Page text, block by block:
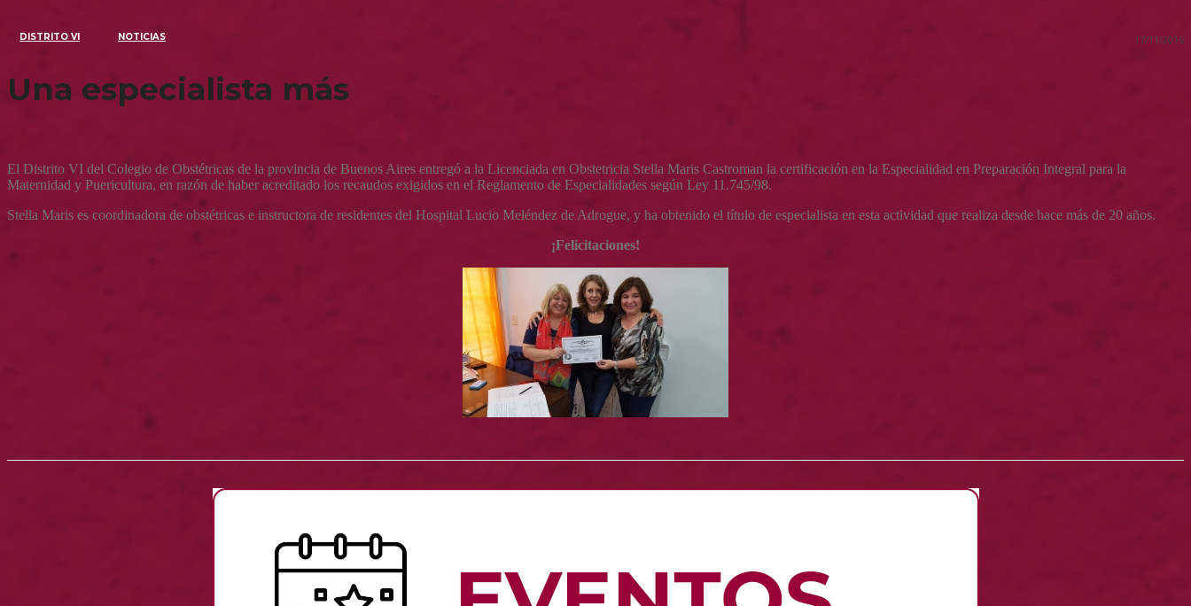
DISTRITO VI NOTICIAS 17/11/2016
Una especialista más
El Distrito VI del Colegio de Obstétricas de la provincia de Buenos Aires entregó a la Licenciada en Obstetricia Stella Maris Castroman la certificación en la Especialidad en Preparación Integral para la
Maternidad y Puericultura, en razón de haber acreditado los recaudos exigidos en el Reglamento de Especialidades según Ley 11.745/98.
Stella Maris es coordinadora de obstétricas e instructora de residentes del Hospital Lucio Meléndez de Adrogue, y ha obtenido el título de especialista en esta actividad que realiza desde hace más de 20 años.
¡Felicitaciones!